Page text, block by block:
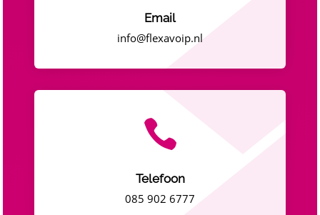
Email
info@flexavoip.nl

Telefoon
085 902 6777